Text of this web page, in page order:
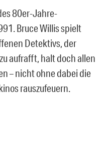
80er-Jahre-
Bruce Willis spielt
Detektivs, der
aufrafft, halt doch allen
– nicht ohne dabei die
rauszufeuern.